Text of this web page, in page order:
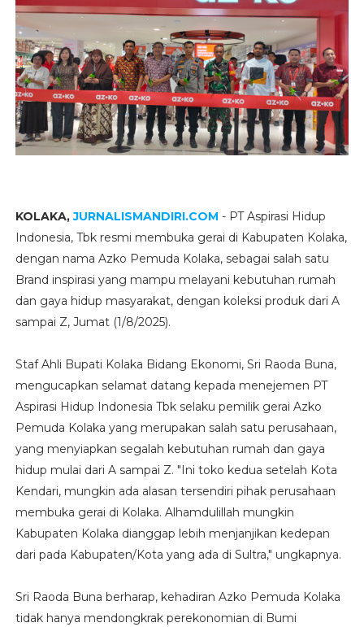
KOLAKA,JURNALISMANDIRI.COM - PT Aspirasi Hidup
Indonesia, Tbk resmi membuka gerai di Kabupaten Kolaka,
dengan nama Azko Pemuda Kolaka, sebagai salah satu
Brand inspirasi yang mampu melayani kebutuhan rumah
dan gaya hidup masyarakat, dengan koleksi produk dari A
sampai Z, Jumat (1/8/2025).
Staf Ahli Bupati Kolaka Bidang Ekonomi, Sri Raoda Buna,
mengucapkan selamat datang kepada menejemen PT
Aspirasi Hidup Indonesia Tbk selaku pemilik gerai Azko
Pemuda Kolaka yang merupakan salah satu perusahaan,
yang menyiapkan segalah kebutuhan rumah dan gaya
hidup mulai dari A sampai Z. "Ini toko kedua setelah Kota
Kendari, mungkin ada alasan tersendiri pihak perusahaan
membuka gerai di Kolaka. Alhamdulillah mungkin
Kabupaten Kolaka dianggap lebih menjanjikan kedepan
dari pada Kabupaten/Kota yang ada di Sultra," ungkapnya.
Sri Raoda Buna berharap, kehadiran Azko Pemuda Kolaka
tidak hanya mendongkrak perekonomian di Bumi